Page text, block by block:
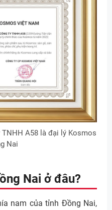
A58 là đại lý Kosmos
Nai
Nai ở đâu?
nam của tỉnh Đồng Nai,